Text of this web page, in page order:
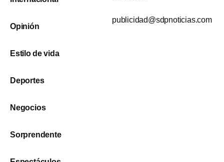
Opinión
Estilo de vida
Deportes
Negocios
Sorprendente
publicidad@sdpnoticias.com